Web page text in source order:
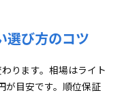
選び方のコツ
ります。相場はライト
が目安です。順位保証